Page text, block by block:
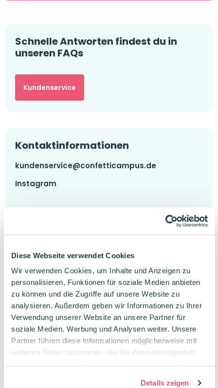
Diese Webseite verwendet Cookies
Wir verwenden Cookies, um Inhalte und Anzeigen zu
personalisieren, Funktionen für soziale Medien anbieten
zu können und die Zugriffe auf unsere Website zu
analysieren. Außerdem geben wir Informationen zu Ihrer
Verwendung unserer Website an unsere Partner für
soziale Medien, Werbung und Analysen weiter. Unsere
Partner führen diese Informationen möglicherweise mit
weiteren Daten zusammen, die Sie ihnen bereitgestellt
Details zeigen
Schnelle Antworten findest du in
unseren FAQs
Kundenservice
Kontaktinformationen
kundenservice@confetticampus.de
Instagram
Confetti Campus ist ein Markenname der
Koperslagersstraat 29
8601 WL Sneek
Niederlande
Handelskammer NL: KVK 83286594
Nummer der Filiale: 000039419436
USt-IdNr: NL862812707 B01